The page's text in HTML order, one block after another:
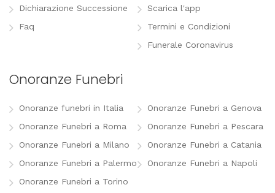
Dichiarazione Successione
Faq
Scarica l'app
Termini e Condizioni
Funerale Coronavirus
Onoranze Funebri
Onoranze funebri in Italia
Onoranze Funebri a Roma
Onoranze Funebri a Milano
Onoranze Funebri a Palermo
Onoranze Funebri a Torino
Onoranze Funebri a Genova
Onoranze Funebri a Pescara
Onoranze Funebri a Catania
Onoranze Funebri a Napoli